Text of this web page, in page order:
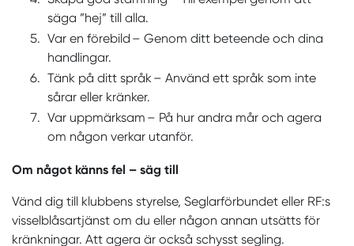
säga ”hej” till alla.
Var en förebild – Genom ditt beteende och dina
handlingar.
Tänk på ditt språk – Använd ett språk som inte
sårar eller kränker.
Var uppmärksam – På hur andra mår och agera
om någon verkar utanför.
Om något känns fel – säg till
Vänd dig till klubbens styrelse, Seglarförbundet eller RF:s
visselblåsartjänst om du eller någon annan utsätts för
kränkningar. Att agera är också schysst segling.